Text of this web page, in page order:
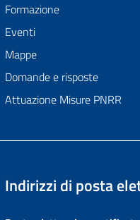
Formazione
Eventi
Mappe
Domande e risposte
Attuazione Misure PNRR
Indirizzi di posta